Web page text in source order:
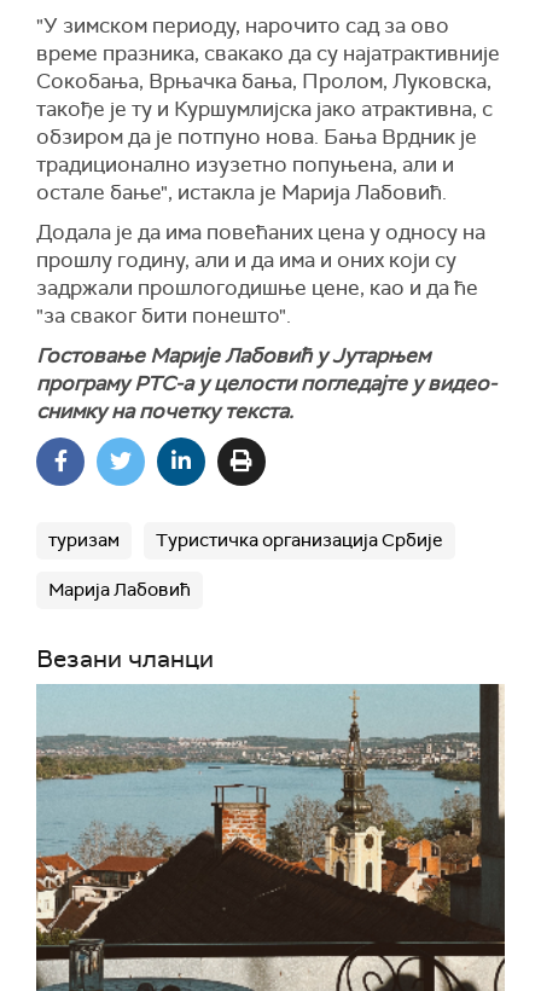
"У зимском периоду, нарочито сад за ово
време празника, свакако да су најатрактивније
Сокобања, Врњачка бања, Пролом, Луковска,
такође је ту и Куршумлијска јако атрактивна, с
обзиром да је потпуно нова. Бања Врдник је
традиционално изузетно попуњена, али и
остале бање", истакла је Марија Лабовић.
Додала је да има повећаних цена у односу на
прошлу годину, али и да има и оних који су
задржали прошлогодишње цене, као и да ће
"за сваког бити понешто".
Гостовање Марије Лабовић у Јутарњем
програму РТС-а у целости погледајте у видео-
снимку на почетку текста.
туризам Туристичка организација Србије
Марија Лабовић
Везани чланци